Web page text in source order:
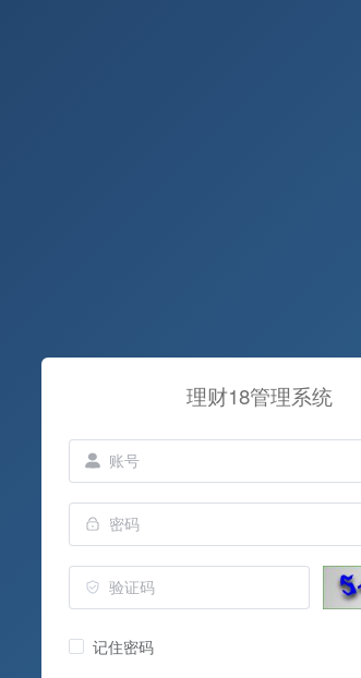
理财18管理系统
记住密码